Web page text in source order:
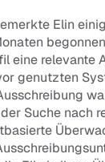
Elin
eine relevante
genutzten
Suche nach